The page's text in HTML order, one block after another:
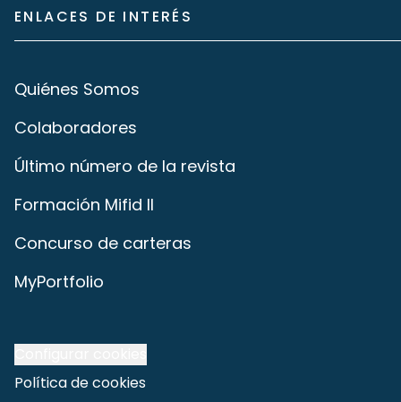
ENLACES DE INTERÉS
Quiénes Somos
Colaboradores
Último número de la revista
Formación Mifid II
Concurso de carteras
MyPortfolio
Política de cookies